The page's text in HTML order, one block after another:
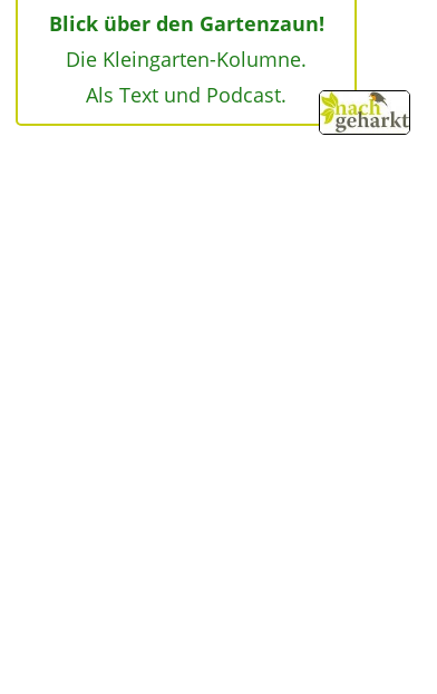
Blick über den Gartenzaun!
Die Kleingarten-Kolumne.
Als Text und Podcast.